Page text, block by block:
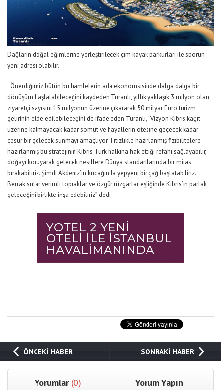
Dağların doğal eğimlerine yerleştirilecek çim kayak parkurları ile sporun
yeni adresi olabilir.
Önerdiğimiz bütün bu hamlelerin ada ekonomsisinde dalga dalga bir
dönüşüm başlatabileceğini kaydeden Turanlı, yıllık yaklaşık 3 milyon olan
ziyaretçi sayısını 15 milyonun üzerine çıkararak 50 milyar Euro turizm
gelirinin elde edilebileceğini de ifade eden Turanlı, “Vizyon Kıbrıs kağıt
üzerine kalmayacak kadarsomut ve hayallerin ötesine geçecek kadar
cesur bir gelecek sunmayı amaçlıyor. Titizlikle hazırlanmış fizibilitelere
hazırlanmış bu stratejinin Kıbrıs Türk halkına hak ettiği refahı sağlayabilir,
doğayı koruyarak gelecek nesillere Dünya standartlarında bir miras
bırakabiliriz. Şimdi Akdeniz’in kucağında yepyeni bir çağ başlatabiliriz.
Berrak sular verimli topraklar ve özgür rüzgarlar eşliğinde Kıbrıs’ın parlak
geleceğini birlikte inşa edebiliriz” dedi.
ÖNCEKİ HABER SONRAKİ HABER
Yorumlar (0) Yorum Yapın